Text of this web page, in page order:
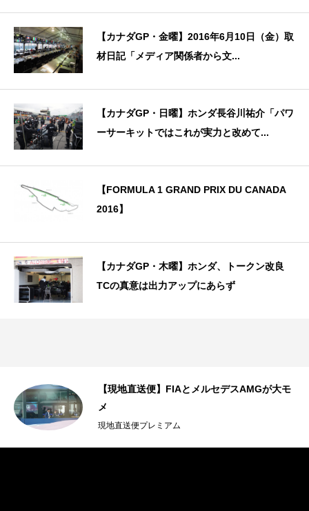
【カナダGP・金曜】2016年6月10日（金）取
材日記「メディア関係者から文...
【カナダGP・日曜】ホンダ長谷川祐介「パワ
ーサーキットではこれが実力と改めて...
【FORMULA 1 GRAND PRIX DU CANADA
2016】
【カナダGP・木曜】ホンダ、トークン改良
TCの真意は出力アップにあらず
【現地直送便】FIAとメルセデスAMGが大モ
メ
現地直送便プレミアム